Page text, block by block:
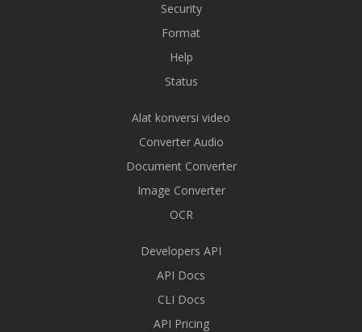
Security
Format
Help
Status
Alat konversi video
Converter Audio
Document Converter
Image Converter
OCR
Developers API
API Docs
CLI Docs
API Pricing